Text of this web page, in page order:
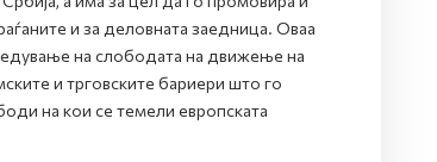
и за деловната заедница. Оваа
на слободата на движење на
и трговските бариери што го
на кои се темели европската